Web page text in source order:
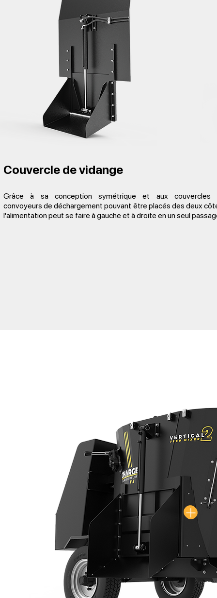
Couvercle de vidange
Grâce à sa conception symétrique et aux couvercles
convoyeurs de déchargement pouvant être placés des deux
l'alimentation peut se faire à gauche et à droite en un seul